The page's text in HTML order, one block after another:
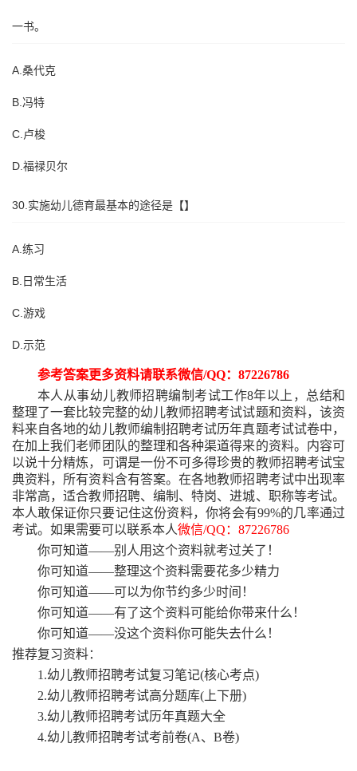
一书。
A.桑代克
B.冯特
C.卢梭
D.福禄贝尔
30.实施幼儿德育最基本的途径是【】
A.练习
B.日常生活
C.游戏
D.示范
参考答案更多资料请联系微信/QQ：87226786
本人从事幼儿教师招聘编制考试工作8年以上，总结和
整理了一套比较完整的幼儿教师招聘考试试题和资料，该资
料来自各地的幼儿教师编制招聘考试历年真题考试试卷中，
在加上我们老师团队的整理和各种渠道得来的资料。内容可
以说十分精炼，可谓是一份不可多得珍贵的教师招聘考试宝
典资料，所有资料含有答案。在各地教师招聘考试中出现率
非常高，适合教师招聘、编制、特岗、进城、职称等考试。
本人敢保证你只要记住这份资料，你将会有99%的几率通过
考试。如果需要可以联系本人微信/QQ：87226786
你可知道——别人用这个资料就考过关了！
你可知道——整理这个资料需要花多少精力
你可知道——可以为你节约多少时间！
你可知道——有了这个资料可能给你带来什么！
你可知道——没这个资料你可能失去什么！
推荐复习资料：
1.幼儿教师招聘考试复习笔记(核心考点)
2.幼儿教师招聘考试高分题库(上下册)
3.幼儿教师招聘考试历年真题大全
4.幼儿教师招聘考试考前卷(A、B卷)